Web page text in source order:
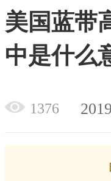
美国蓝带
中是什么
1376